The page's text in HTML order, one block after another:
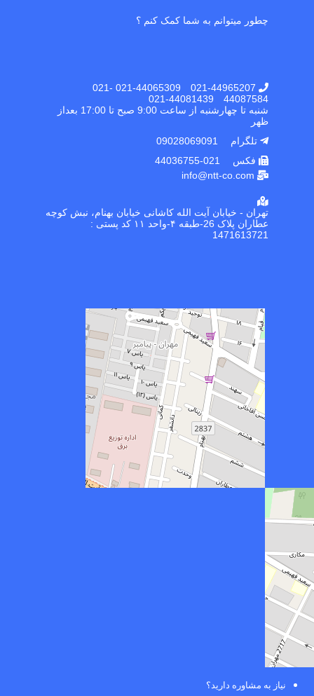
چطور میتوانم به شما کمک کنم ؟
021-44965207 021-44065309 021-
44087584 021-44081439
شنبه تا چهارشنبه از ساعت 9:00 صبح تا 17:00 بعداز
ظهر
تلگرام 09028069091
فکس 021-44036755
تهران - خیابان آیت الله کاشانی خیابان بهنام، نبش کوچه
عطاران پلاک 26-طبقه ۴-واحد ۱۱ کد پستی :
1471613721
نیاز به مشاوره دارید؟